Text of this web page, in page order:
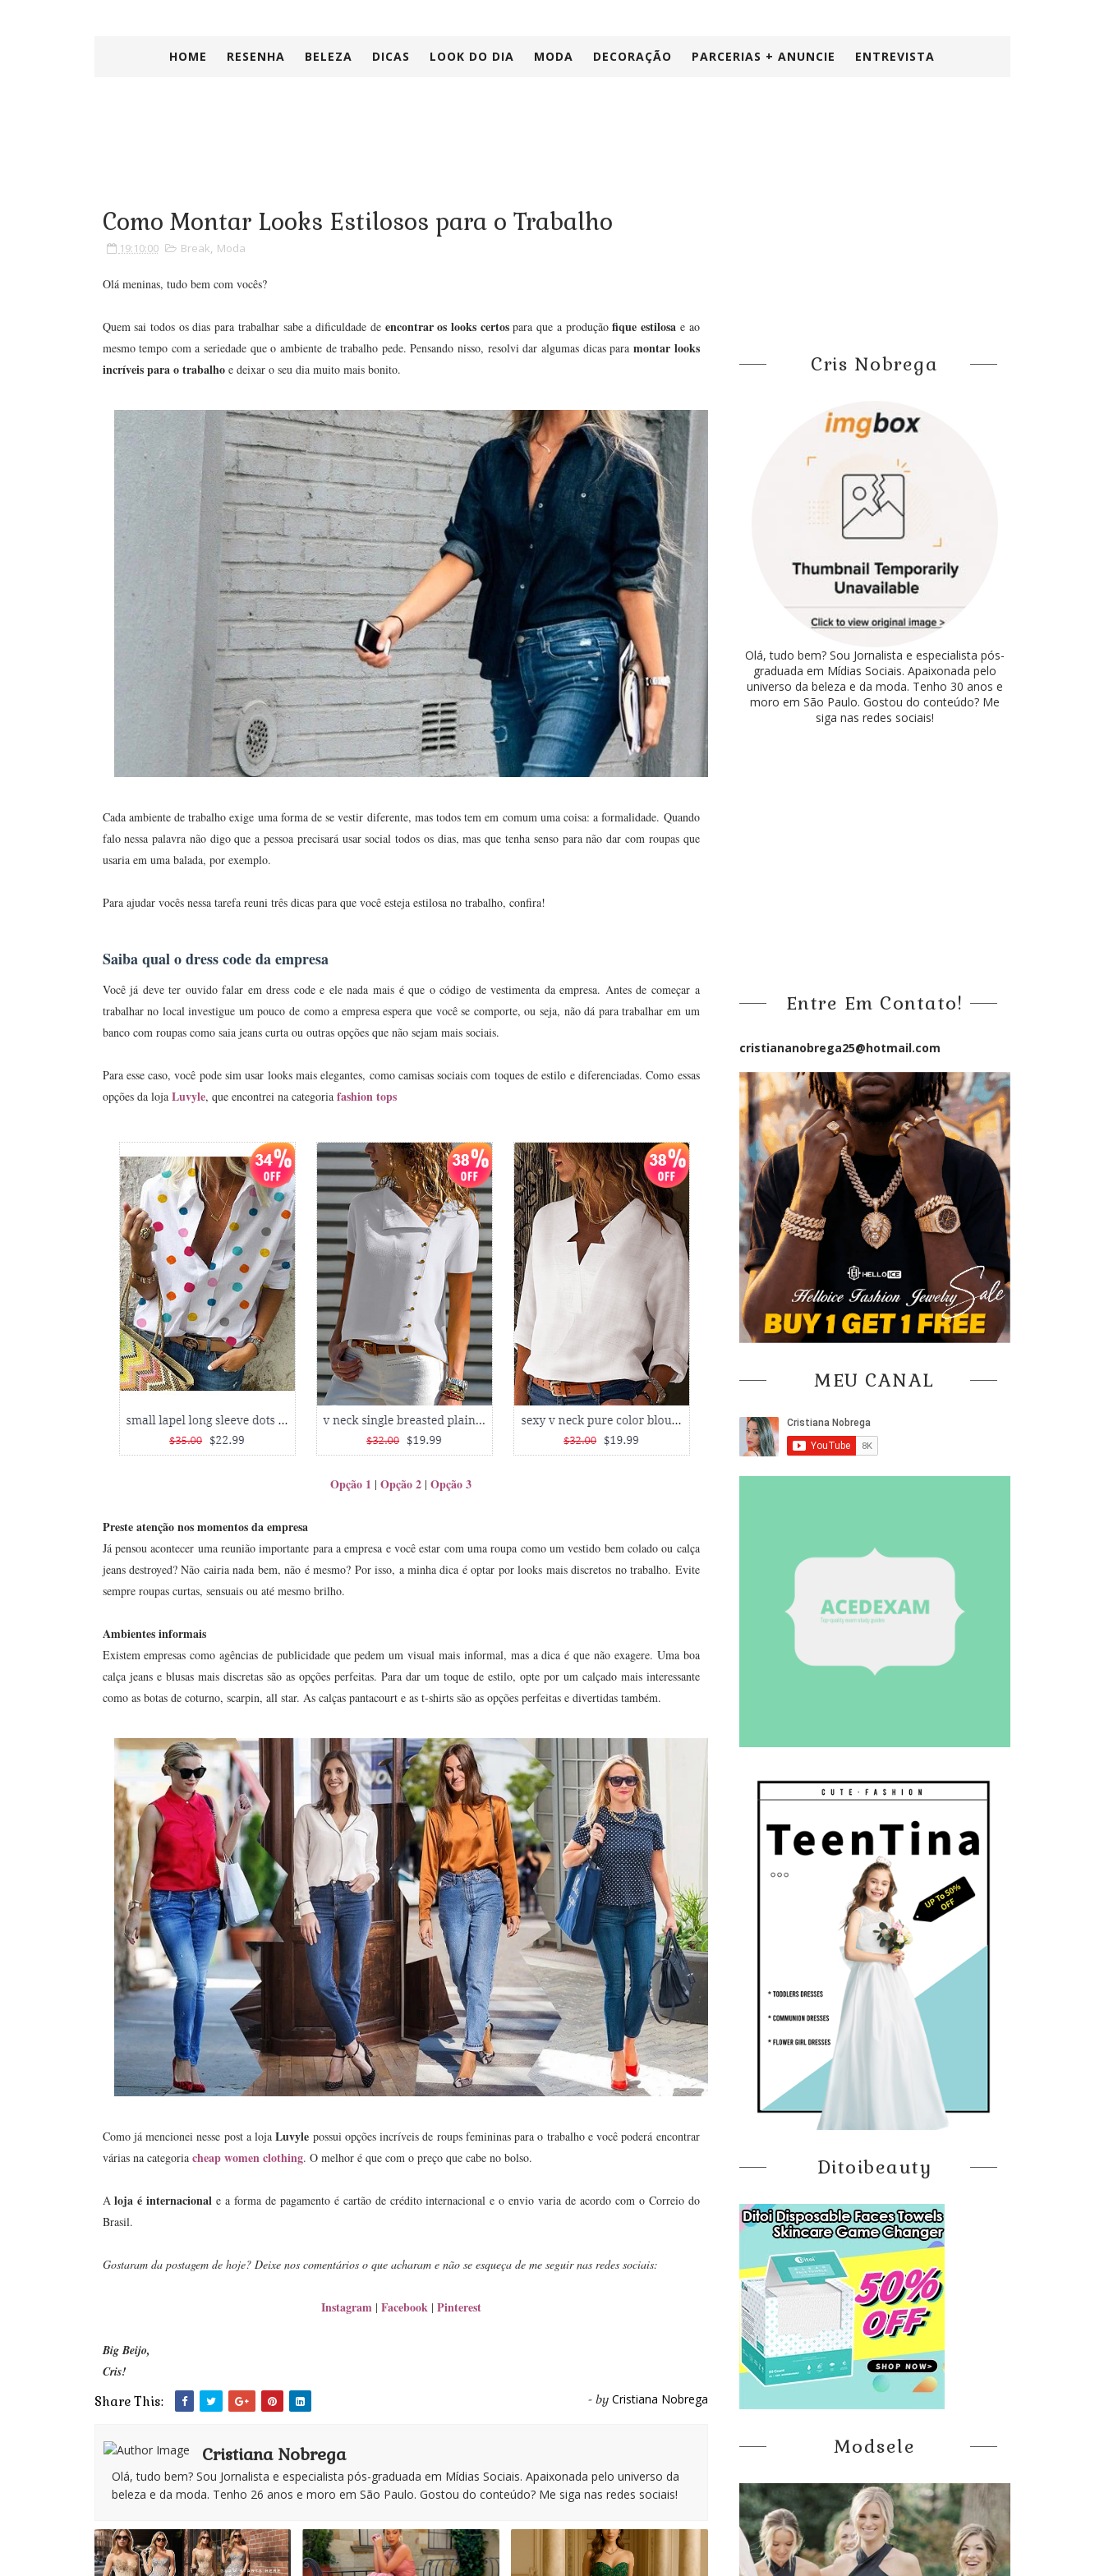
HOME RESENHA BELEZA DICAS LOOK DO DIA MODA DECORAÇÃO PARCERIAS + ANUNCIE ENTREVISTA
Como Montar Looks Estilosos para o Trabalho
19:10:00 Break, Moda
Olá meninas, tudo bem com vocês?
Quem sai todos os dias para trabalhar sabe a dificuldade de encontrar os looks certospara que a produçãofique estilosa e ao
mesmo tempo com a seriedade que o ambiente de trabalho pede. Pensando nisso, resolvi dar algumas dicas para montar looks
incríveis para o trabalhoe deixar o seu dia muito mais bonito.
Cada ambiente de trabalho exige uma forma de se vestir diferente, mas todos tem em comum uma coisa: a formalidade. Quando
falo nessa palavra não digo que a pessoa precisará usar social todos os dias, mas que tenha senso para não dar com roupas que
usaria em uma balada, por exemplo.
Para ajudar vocês nessa tarefa reuni três dicas para que você esteja estilosa no trabalho, confira!
Saiba qual o dress code da empresa
Você já deve ter ouvido falar em dress code e ele nada mais é que o código de vestimenta da empresa. Antes de começar a
trabalhar no local investigue um pouco de como a empresa espera que você se comporte, ou seja, não dá para trabalhar em um
banco com roupas como saia jeans curta ou outras opções que não sejam mais sociais.
Para esse caso, você pode sim usar looks mais elegantes, como camisas sociais com toques de estilo e diferenciadas. Como essas
opções da loja Luvyle, que encontrei na categoria fashion tops
Opção 1 |Opção 2 |Opção 3
Preste atenção nos momentos da empresa
Já pensou acontecer uma reunião importante para a empresa e você estar com uma roupa como um vestido bem colado ou calça
jeans destroyed? Não cairia nada bem, não é mesmo? Por isso, a minha dica é optar por looks mais discretos no trabalho. Evite
sempre roupas curtas, sensuais ou até mesmo brilho.
Ambientes informais
Existem empresas como agências de publicidade que pedem um visual mais informal, mas a dica é que não exagere. Uma boa
calça jeans e blusas mais discretas são as opções perfeitas. Para dar um toque de estilo, opte por um calçado mais interessante
como as botas de coturno, scarpin, all star. As calças pantacourt e as t-shirts são as opções perfeitas e divertidas também.
Como já mencionei nesse post a lojaLuvyle possui opções incríveis de roups femininas para o trabalho e você poderá encontrar
várias na categoria cheap women clothing. O melhor é que com o preço que cabe no bolso.
Aloja é internacional e a forma de pagamento é cartão de crédito internacional e o envio varia de acordo com o Correio do
Brasil.
Gostaram da postagem de hoje? Deixe nos comentários o que acharam e não se esqueça de me seguir nas redes sociais:
Instagram| Facebook| Pinterest
Big Beijo,
Cris!
Share This: - by Cristiana Nobrega
Cristiana Nobrega
Olá, tudo bem? Sou Jornalista e especialista pós-graduada em Mídias Sociais. Apaixonada pelo universo da
beleza e da moda. Tenho 26 anos e moro em São Paulo. Gostou do conteúdo? Me siga nas redes sociais!
Cris Nobrega
Olá, tudo bem? Sou Jornalista e especialista pós-
graduada em Mídias Sociais. Apaixonada pelo
universo da beleza e da moda. Tenho 30 anos e
moro em São Paulo. Gostou do conteúdo? Me
siga nas redes sociais!
Entre Em Contato!
cristiananobrega25@hotmail.com
MEU CANAL
Ditoibeauty
Modsele